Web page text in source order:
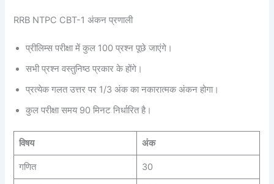
RRB NTPC CBT-1 अंकन प्रणाली
प्रीलिम्स परीक्षा में कुल 100 प्रश्न पूछे जाएंगे।
सभी प्रश्न वस्तुनिष्ठ प्रकार के होंगे।
प्रत्येक गलत उत्तर पर 1/3 अंक का नकारात्मक अंकन होगा।
कुल परीक्षा समय 90 मिनट निर्धारित है।
विषय अंक
गणित 30